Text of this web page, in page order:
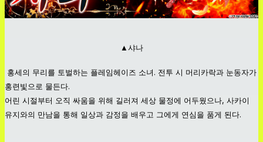
▲샤나
홍세의 무리를 토벌하는 플레임헤이즈 소녀. 전투 시 머리카락과 눈동자가
홍련빛으로 물든다.
어린 시절부터 오직 싸움을 위해 길러져 세상 물정에 어두웠으나, 사카이
유지와의 만남을 통해 일상과 감정을 배우고 그에게 연심을 품게 된다.